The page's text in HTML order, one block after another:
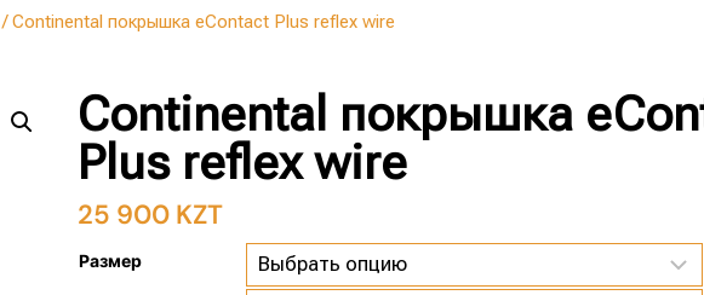
/ Continental покрышка eContact Plus reflex wire
Continental покрышка
Plus reflex wire
25 900 KZT
Размер